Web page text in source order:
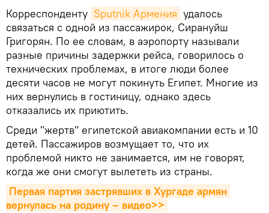
Корреспонденту Sputnik Армения удалось
связаться с одной из пассажирок, Сирануйш
Григорян. По ее словам, в аэропорту называли
разные причины задержки рейса, говорилось о
технических проблемах, в итоге люди более
десяти часов не могут покинуть Египет. Многие из
них вернулись в гостиницу, однако здесь
отказались их приютить.
Среди "жертв" египетской авиакомпании есть и 10
детей. Пассажиров возмущает то, что их
проблемой никто не занимается, им не говорят,
когда же они смогут вылететь из страны.
Первая партия застрявших в Хургаде армян
вернулась на родину – видео>>